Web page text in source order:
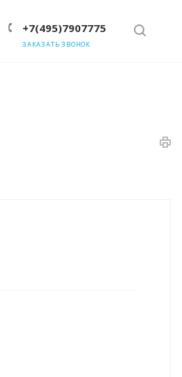
+7(495)7907775
ЗАКАЗАТЬ ЗВОНОК